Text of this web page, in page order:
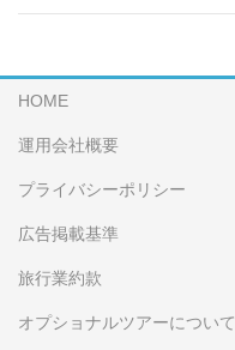
HOME
運用会社概要
プライバシーポリシー
広告掲載基準
旅行業約款
オプショナルツアーについて